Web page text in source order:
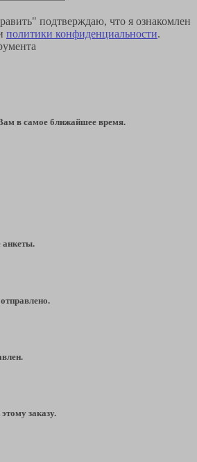
подтверждаю, что я ознакомлен
политики конфиденциальности.
в самое ближайшее время.
анкеты.
заказу.